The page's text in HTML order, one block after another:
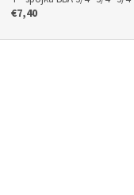
€7,40